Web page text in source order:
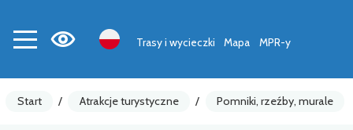
Trasy i wycieczki Mapa MPR-y
Start / Atrakcje turystyczne / Pomniki, rzeźby, murale